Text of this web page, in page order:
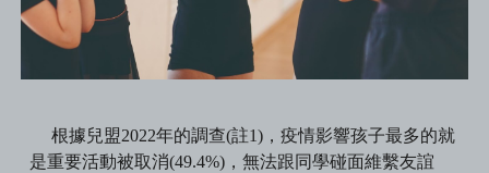
根據兒盟2022年的調查(註1)，疫情影響孩子最多的就
是重要活動被取消(49.4%)，無法跟同學碰面維繫友誼